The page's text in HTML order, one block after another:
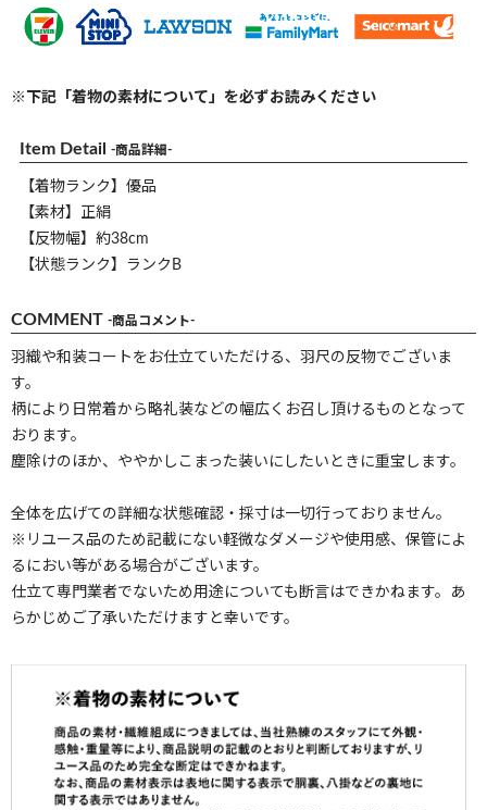
※下記「着物の素材について」を必ずお読みください
Item Detail -商品詳細-
【着物ランク】優品
【素材】正絹
【反物幅】約38cm
【状態ランク】ランクB
COMMENT -商品コメント-
羽織や和装コートをお仕立ていただける、羽尺の反物でございま
す。
柄により日常着から略礼装などの幅広くお召し頂けるものとなって
おります。
塵除けのほか、ややかしこまった装いにしたいときに重宝します。
全体を広げての詳細な状態確認・採寸は一切行っておりません。
※リユース品のため記載にない軽微なダメージや使用感、保管によ
るにおい等がある場合がございます。
仕立て専門業者でないため用途についても断言はできかねます。あ
らかじめご了承いただけますと幸いです。